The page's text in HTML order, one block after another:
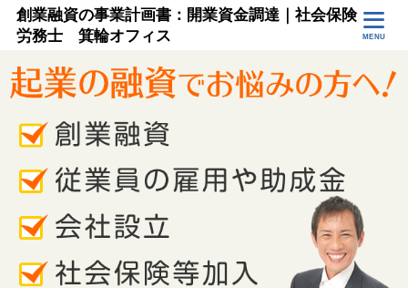
創業融資の事業計画書：開業資金調達｜社会保険
労務士 箕輪オフィス
MENU